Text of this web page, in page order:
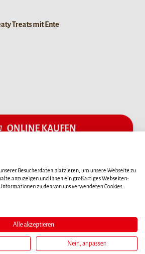
Treats mit Ente
ONLINE KAUFEN
mit Ihrem Vierbeiner intensivieren, ihn
oder ihn einfach mit einem Leckerli
Besucherdaten platzieren, um unsere Webseite zu
anzuzeigen und Ihnen ein großartiges Webseiten-
zu den von uns verwendeten Cookies
Alle akzeptieren
Nein, anpassen